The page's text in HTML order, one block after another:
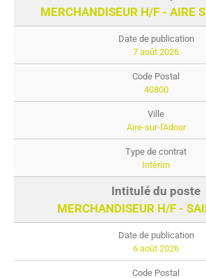
MERCHANDISEUR H/F - AIRE
7 août 2026
40800
Aire-sur-l'Adour
Intérim
MERCHANDISEUR H/F -
6 août 2026